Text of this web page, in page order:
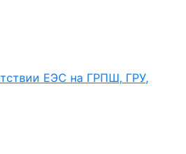
ЕЭС на ГРПШ, ГРУ,